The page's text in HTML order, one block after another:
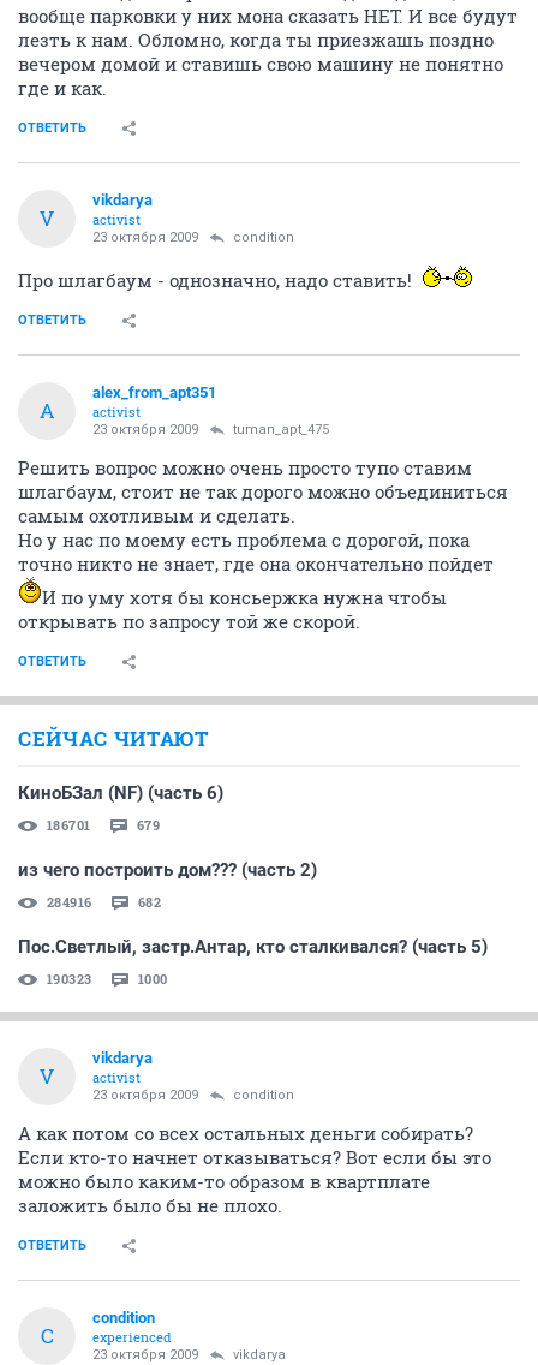
вообще парковки у них мона сказать НЕТ. И все будут
лезть к нам. Обломно, когда ты приезжашь поздно
вечером домой и ставишь свою машину не понятно
где и как.
ОТВЕТИТЬ
V
vikdarya
activist
23 октября 2009 condition
Про шлагбаум - однозначно, надо ставить!
ОТВЕТИТЬ
A
alex_from_apt351
activist
23 октября 2009 tuman_apt_475
Решить вопрос можно очень просто тупо ставим
шлагбаум, стоит не так дорого можно объединиться
самым охотливым и сделать.
Но у нас по моему есть проблема с дорогой, пока
точно никто не знает, где она окончательно пойдет
И по уму хотя бы консьержка нужна чтобы
открывать по запросу той же скорой.
ОТВЕТИТЬ
СЕЙЧАС ЧИТАЮТ
КиноБЗал (NF) (часть 6)
186701 679
из чего построить дом??? (часть 2)
284916 682
Пос.Светлый, застр.Антар, кто сталкивался? (часть 5)
190323 1000
V
vikdarya
activist
23 октября 2009 condition
А как потом со всех остальных деньги собирать?
Если кто-то начнет отказываться? Вот если бы это
можно было каким-то образом в квартплате
заложить было бы не плохо.
ОТВЕТИТЬ
C
condition
experienced
23 октября 2009 vikdarya